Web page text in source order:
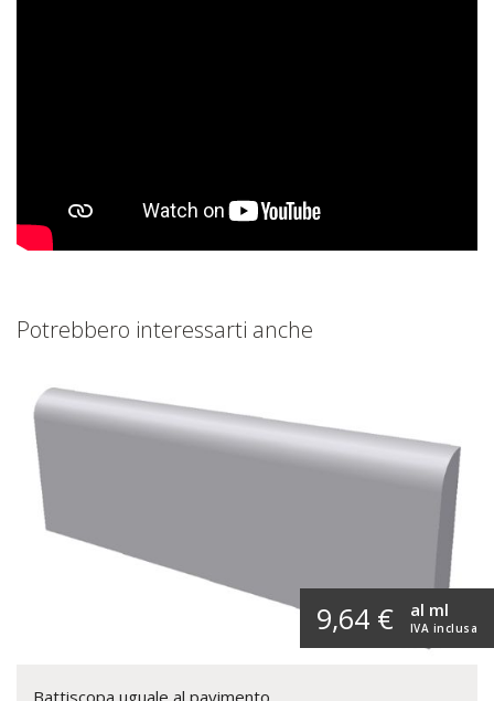
Potrebbero interessarti anche
9,64 € IVA inclusa
al ml